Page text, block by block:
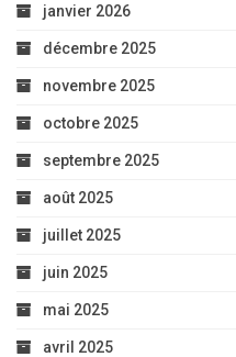
janvier 2026
décembre 2025
novembre 2025
octobre 2025
septembre 2025
août 2025
juillet 2025
juin 2025
mai 2025
avril 2025